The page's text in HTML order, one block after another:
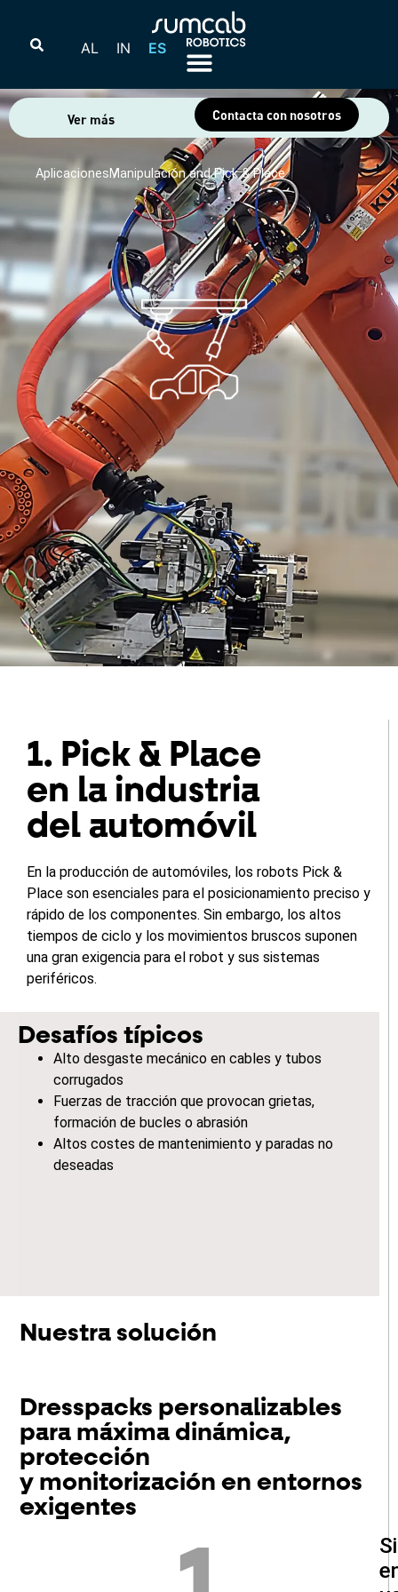
AL IN ES
Ver más Contacta con nosotros
Aplicaciones /Manipulación and Pick & Place
1. Pick & Place
en la industria
del automóvil
En la producción de automóviles, los robots Pick &
Place son esenciales para el posicionamiento preciso y
rápido de los componentes. Sin embargo, los altos
tiempos de ciclo y los movimientos bruscos suponen
una gran exigencia para el robot y sus sistemas
periféricos.
Desafíos típicos
Alto desgaste mecánico en cables y tubos
corrugados
Fuerzas de tracción que provocan grietas,
formación de bucles o abrasión
Altos costes de mantenimiento y paradas no
deseadas
Nuestra solución
Dresspacks personalizables
para máxima dinámica,
protección
y monitorización en entornos
exigentes